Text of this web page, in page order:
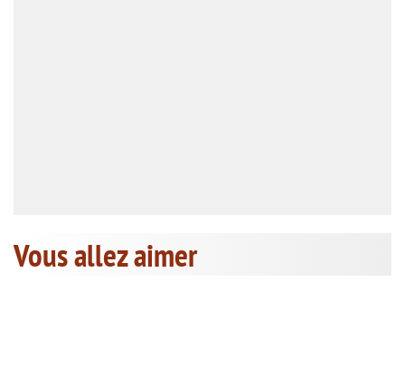
Vous allez aimer